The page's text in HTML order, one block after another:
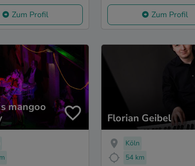
Zum Profil Zum Profil
mangoo
Florian Geibel
Köln
54 km